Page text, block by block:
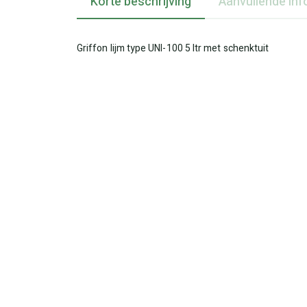
Griffon lijm type UNI-100 5 ltr met schenktuit